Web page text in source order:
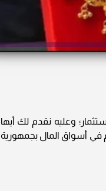
وعليه نقدم لك أيها
الذهب اليوم في أسواق المال بجمهورية